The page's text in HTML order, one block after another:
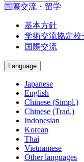
国際交流・留学
基本方針
学術交流協定校
国際交流
Language
Japanese
English
Chinese (Simpl.)
Chinese (Trad.)
Indonesian
Korean
Thai
Vietnamese
Other languages